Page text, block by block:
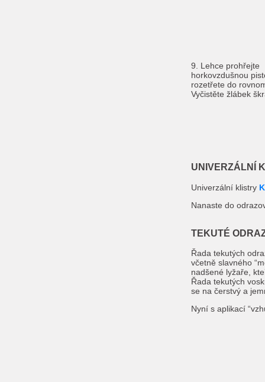
9. Lehce prohřejte
horkovzdušnou
rozetřete do
Vyčistěte žlábek
UNIVERZÁLNÍ
Univerzální klistry
Nanaste do
TEKUTÉ
Řada tekutých
včetně slavného
nadšené lyžaře,
Řada tekutých
se na čerstvý a
Nyní s aplikací